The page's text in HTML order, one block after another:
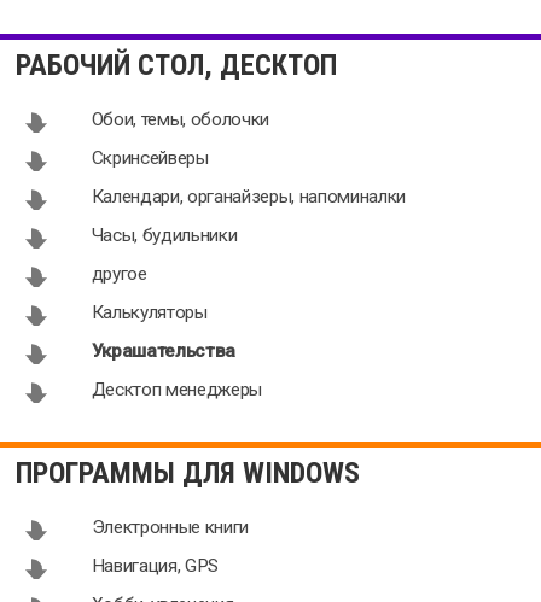
1.0
Christmas
Animated
Christmas
Tree for
Desktop 2019
РАБОЧИЙ СТОЛ, ДЕСКТОП
Обои, темы, оболочки
Скринсейверы
Календари, органайзеры, напоминалки
Часы, будильники
другое
Калькуляторы
Украшательства
Десктоп менеджеры
ПРОГРАММЫ ДЛЯ WINDOWS
Электронные книги
Навигация, GPS